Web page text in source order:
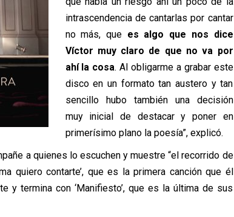
intrascendencia de cantarlas por cantar
no más, que es algo que nos dice
Víctor muy claro de que no va por
ahí la cosa. Al obligarme a grabar este
disco en un formato tan austero y tan
sencillo hubo también una decisión
muy inicial de destacar y poner en
primerísimo plano la poesía”, explicó.
a quienes lo escuchen y muestre “el recorrido de
quiero contarte’, que es la primera canción que él
y termina con ‘Manifiesto’, que es la última de sus